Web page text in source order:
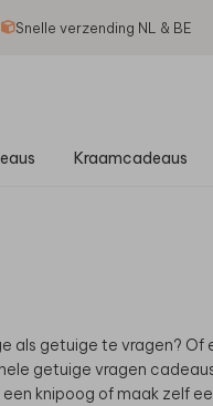
Snelle verzending NL & BE
Kraamcadeaus
als getuige te vragen?
getuige vragen
knipoog of maak zelf